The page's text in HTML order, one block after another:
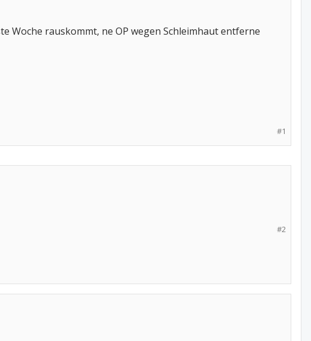
Woche rauskommt, ne OP wegen Schleimhaut entferne
#1
#2